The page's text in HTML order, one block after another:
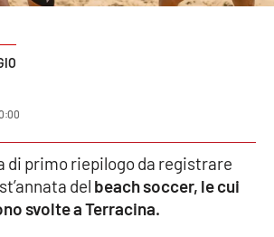
di primo riepilogo da registrare
del beach soccer, le cui
svolte a Terracina.